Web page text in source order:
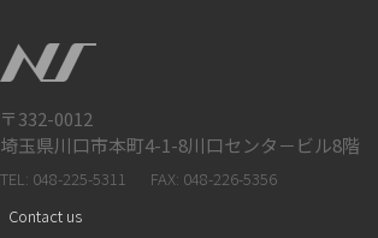
〒332-0012
埼玉県川口市本町4-1-8川口センタ－ビル8階
TEL: 048-225-5311
FAX: 048-226-5356
Contact us